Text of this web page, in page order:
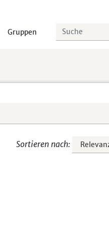
Gruppen
Sortieren nach